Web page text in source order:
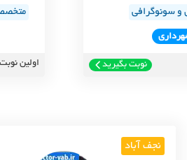
و سونوگرافی
نوبت بگیرید اولین
نجف آباد